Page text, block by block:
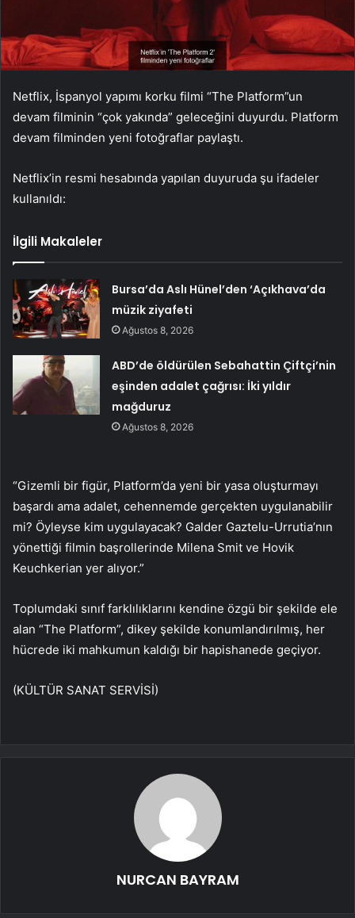
Netflix, İspanyol yapımı korku filmi “The Platform”un
devam filminin “çok yakında” geleceğini duyurdu. Platform
devam filminden yeni fotoğraflar paylaştı.
Netflix’in resmi hesabında yapılan duyuruda şu ifadeler
kullanıldı:
İlgili Makaleler
Bursa’da Aslı Hünel’den ‘Açıkhava’da
müzik ziyafeti
Ağustos 8, 2026
ABD’de öldürülen Sebahattin Çiftçi’nin
eşinden adalet çağrısı: İki yıldır
mağduruz
Ağustos 8, 2026
“Gizemli bir figür, Platform’da yeni bir yasa oluşturmayı
başardı ama adalet, cehennemde gerçekten uygulanabilir
mi? Öyleyse kim uygulayacak? Galder Gaztelu-Urrutia’nın
yönettiği filmin başrollerinde Milena Smit ve Hovik
Keuchkerian yer alıyor.”
Toplumdaki sınıf farklılıklarını kendine özgü bir şekilde ele
alan “The Platform”, dikey şekilde konumlandırılmış, her
hücrede iki mahkumun kaldığı bir hapishanede geçiyor.
(KÜLTÜR SANAT SERVİSİ)
NURCAN BAYRAM